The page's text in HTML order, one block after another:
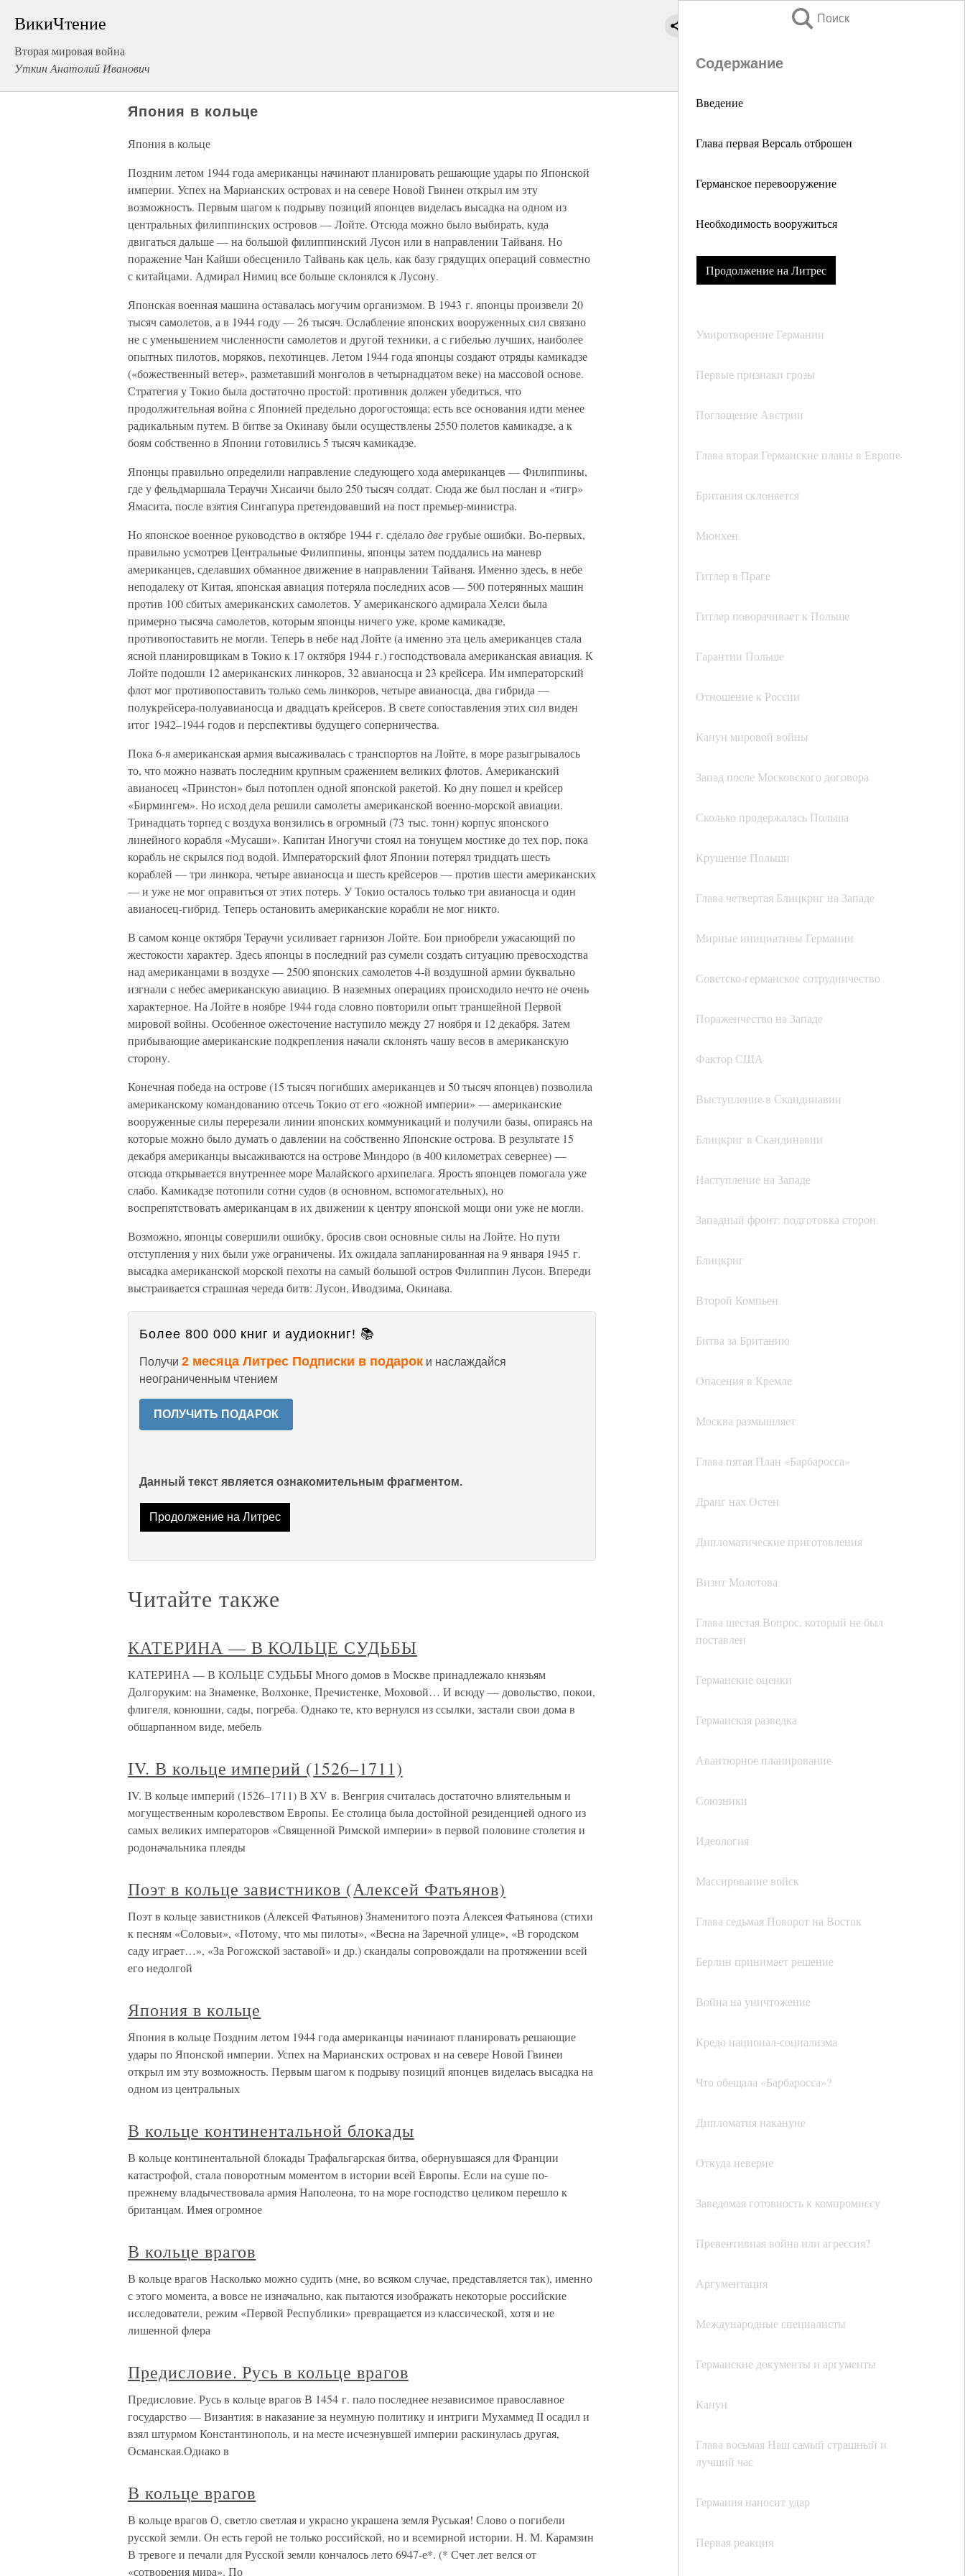
ВикиЧтение
Вторая мировая война
Уткин Анатолий Иванович
Поиск
Содержание
Введение
Глава первая Версаль отброшен
Германское перевооружение
Необходимость вооружиться
Продолжение на Литрес
Умиротворение Германии
Первые признаки грозы
Поглощение Австрии
Глава вторая Германские планы в Европе
Британия склоняется
Мюнхен
Гитлер в Праге
Гитлер поворачивает к Польше
Гарантии Польше
Отношение к России
Канун мировой войны
Запад после Московского договора
Сколько продержалась Польша
Крушение Польши
Глава четвертая Блицкриг на Западе
Мирные инициативы Германии
Советско-германское сотрудничество
Пораженчество на Западе
Фактор США
Выступление в Скандинавии
Блицкриг в Скандинавии
Наступление на Западе
Западный фронт: подготовка сторон
Блицкриг
Второй Компьен
Битва за Британию
Опасения в Кремле
Москва размышляет
Глава пятая План «Барбаросса»
Дранг нах Остен
Дипломатические приготовления
Визит Молотова
Глава шестая Вопрос, который не был
поставлен
Германские оценки
Германская разведка
Авантюрное планирование
Союзники
Идеология
Массирование войск
Глава седьмая Поворот на Восток
Берлин принимает решение
Война на уничтожение
Кредо национал-социализма
Что обещала «Барбаросса»?
Дипломатия накануне
Откуда неверие
Заведомая готовность к компромиссу
Превентивная война или агрессия?
Аргументация
Международные специалисты
Германские документы и аргументы
Канун
Глава восьмая Наш самый страшный и
лучший час
Германия наносит удар
Первая реакция
Япония в кольце
Япония в кольце
Поздним летом 1944 года американцы начинают планировать решающие удары по Японской
империи. Успех на Марианских островах и на севере Новой Гвинеи открыл им эту
возможность. Первым шагом к подрыву позиций японцев виделась высадка на одном из
центральных филиппинских островов — Лойте. Отсюда можно было выбирать, куда
двигаться дальше — на большой филиппинский Лусон или в направлении Тайваня. Но
поражение Чан Кайши обесценило Тайвань как цель, как базу грядущих операций совместно
с китайцами. Адмирал Нимиц все больше склонялся к Лусону.
Японская военная машина оставалась могучим организмом. В 1943 г. японцы произвели 20
тысяч самолетов, а в 1944 году — 26 тысяч. Ослабление японских вооруженных сил связано
не с уменьшением численности самолетов и другой техники, а с гибелью лучших, наиболее
опытных пилотов, моряков, пехотинцев. Летом 1944 года японцы создают отряды камикадзе
(«божественный ветер», разметавший монголов в четырнадцатом веке) на массовой основе.
Стратегия у Токио была достаточно простой: противник должен убедиться, что
продолжительная война с Японией предельно дорогостояща; есть все основания идти менее
радикальным путем. В битве за Окинаву были осуществлены 2550 полетов камикадзе, а к
боям собственно в Японии готовились 5 тысяч камикадзе.
Японцы правильно определили направление следующего хода американцев — Филиппины,
где у фельдмаршала Тераучи Хисаичи было 250 тысяч солдат. Сюда же был послан и «тигр»
Ямасита, после взятия Сингапура претендовавший на пост премьер-министра.
Но японское военное руководство в октябре 1944 г. сделалодвегрубые ошибки. Во-первых,
правильно усмотрев Центральные Филиппины, японцы затем поддались на маневр
американцев, сделавших обманное движение в направлении Тайваня. Именно здесь, в небе
неподалеку от Китая, японская авиация потеряла последних асов — 500 потерянных машин
против 100 сбитых американских самолетов. У американского адмирала Хелси была
примерно тысяча самолетов, которым японцы ничего уже, кроме камикадзе,
противопоставить не могли. Теперь в небе над Лойте (а именно эта цель американцев стала
ясной планировщикам в Токио к 17 октября 1944 г.) господствовала американская авиация. К
Лойте подошли 12 американских линкоров, 32 авианосца и 23 крейсера. Им императорский
флот мог противопоставить только семь линкоров, четыре авианосца, два гибрида —
полукрейсера-полуавианосца и двадцать крейсеров. В свете сопоставления этих сил виден
итог 1942–1944 годов и перспективы будущего соперничества.
Пока 6-я американская армия высаживалась с транспортов на Лойте, в море разыгрывалось
то, что можно назвать последним крупным сражением великих флотов. Американский
авианосец «Принстон» был потоплен одной японской ракетой. Ко дну пошел и крейсер
«Бирмингем». Но исход дела решили самолеты американской военно-морской авиации.
Тринадцать торпед с воздуха вонзились в огромный (73 тыс. тонн) корпус японского
линейного корабля «Мусаши». Капитан Иногучи стоял на тонущем мостике до тех пор, пока
корабль не скрылся под водой. Императорский флот Японии потерял тридцать шесть
кораблей — три линкора, четыре авианосца и шесть крейсеров — против шести американских
— и уже не мог оправиться от этих потерь. У Токио осталось только три авианосца и один
авианосец-гибрид. Теперь остановить американские корабли не мог никто.
В самом конце октября Тераучи усиливает гарнизон Лойте. Бои приобрели ужасающий по
жестокости характер. Здесь японцы в последний раз сумели создать ситуацию превосходства
над американцами в воздухе — 2500 японских самолетов 4-й воздушной армии буквально
изгнали с небес американскую авиацию. В наземных операциях происходило нечто не очень
характерное. На Лойте в ноябре 1944 года словно повторили опыт траншейной Первой
мировой войны. Особенное ожесточение наступило между 27 ноября и 12 декабря. Затем
прибывающие американские подкрепления начали склонять чашу весов в американскую
сторону.
Конечная победа на острове (15 тысяч погибших американцев и 50 тысяч японцев) позволила
американскому командованию отсечь Токио от его «южной империи» — американские
вооруженные силы перерезали линии японских коммуникаций и получили базы, опираясь на
которые можно было думать о давлении на собственно Японские острова. В результате 15
декабря американцы высаживаются на острове Миндоро (в 400 километрах севернее) —
отсюда открывается внутреннее море Малайского архипелага. Ярость японцев помогала уже
слабо. Камикадзе потопили сотни судов (в основном, вспомогательных), но
воспрепятствовать американцам в их движении к центру японской мощи они уже не могли.
Возможно, японцы совершили ошибку, бросив свои основные силы на Лойте. Но пути
отступления у них были уже ограничены. Их ожидала запланированная на 9 января 1945 г.
высадка американской морской пехоты на самый большой остров Филиппин Лусон. Впереди
выстраивается страшная череда битв: Лусон, Иводзима, Окинава.
Более 800 000 книг и аудиокниг! 📚
Получи 2 месяца Литрес Подписки в подарок и наслаждайся
неограниченным чтением
ПОЛУЧИТЬ ПОДАРОК
Данный текст является ознакомительным фрагментом.
Продолжение на Литрес
Читайте также
КАТЕРИНА — В КОЛЬЦЕ СУДЬБЫ
КАТЕРИНА — В КОЛЬЦЕ СУДЬБЫ Много домов в Москве принадлежало князьям
Долгоруким: на Знаменке, Волхонке, Пречистенке, Моховой… И всюду — довольство, покои,
флигеля, конюшни, сады, погреба. Однако те, кто вернулся из ссылки, застали свои дома в
обшарпанном виде, мебель
IV. В кольце империй (1526–1711)
IV. В кольце империй (1526–1711) В XV в. Венгрия считалась достаточно влиятельным и
могущественным королевством Европы. Ее столица была достойной резиденцией одного из
самых великих императоров «Священной Римской империи» в первой половине столетия и
родоначальника плеяды
Поэт в кольце завистников (Алексей Фатьянов)
Поэт в кольце завистников (Алексей Фатьянов) Знаменитого поэта Алексея Фатьянова (стихи
к песням «Соловьи», «Потому, что мы пилоты», «Весна на Заречной улице», «В городском
саду играет…», «За Рогожской заставой» и др.) скандалы сопровождали на протяжении всей
его недолгой
Япония в кольце
Япония в кольце Поздним летом 1944 года американцы начинают планировать решающие
удары по Японской империи. Успех на Марианских островах и на севере Новой Гвинеи
открыл им эту возможность. Первым шагом к подрыву позиций японцев виделась высадка на
одном из центральных
В кольце континентальной блокады
В кольце континентальной блокады Трафальгарская битва, обернувшаяся для Франции
катастрофой, стала поворотным моментом в истории всей Европы. Если на суше по-
прежнему владычествовала армия Наполеона, то на море господство целиком перешло к
британцам. Имея огромное
В кольце врагов
В кольце врагов Насколько можно судить (мне, во всяком случае, представляется так), именно
с этого момента, а вовсе не изначально, как пытаются изображать некоторые российские
исследователи, режим «Первой Республики» превращается из классической, хотя и не
лишенной флера
Предисловие. Русь в кольце врагов
Предисловие. Русь в кольце врагов В 1454 г. пало последнее независимое православное
государство — Византия: в наказание за неумную политику и интриги Мухаммед II осадил и
взял штурмом Константинополь, и на месте исчезнувшей империи раскинулась другая,
Османская.Однако в
В кольце врагов
В кольце врагов О, светло светлая и украсно украшена земля Руськая! Слово о погибели
русской земли. Он есть герой не только российской, но и всемирной истории. Н. М. Карамзин
В тревоге и печали для Русской земли кончалось лето 6947-е*. (* Счет лет велся от
«сотворения мира». По